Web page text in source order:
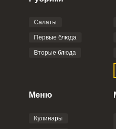
Фото до 4 шт, до 5 mb
Отправляя эту форму, вы
соглашением
Салаты
Первые блюда
Вторые блюда
Меню
Кулинары